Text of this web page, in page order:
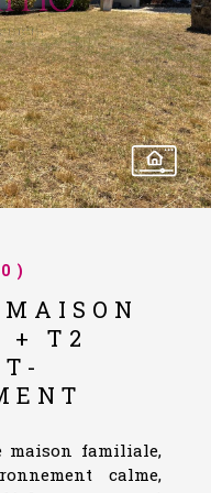
+ T2
maison familiale,
calme,